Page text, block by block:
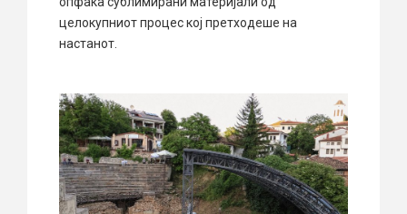
целокупниот процес кој претходеше на
настанот.